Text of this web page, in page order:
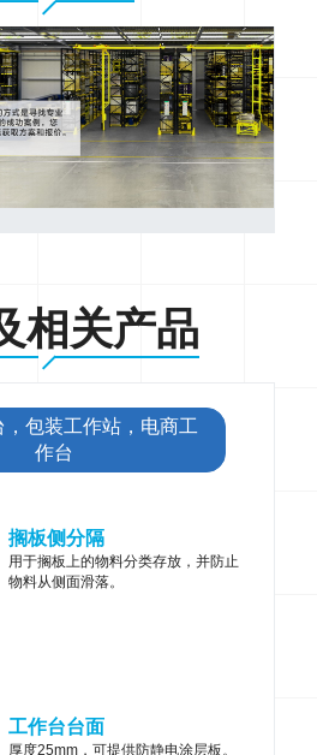
相关产品
包装工作站，电商工
作台
搁板侧分隔
用于搁板上的物料分类存放，并防止
物料从侧面滑落。
工作台台面
厚度25mm，可提供防静电涂层板。